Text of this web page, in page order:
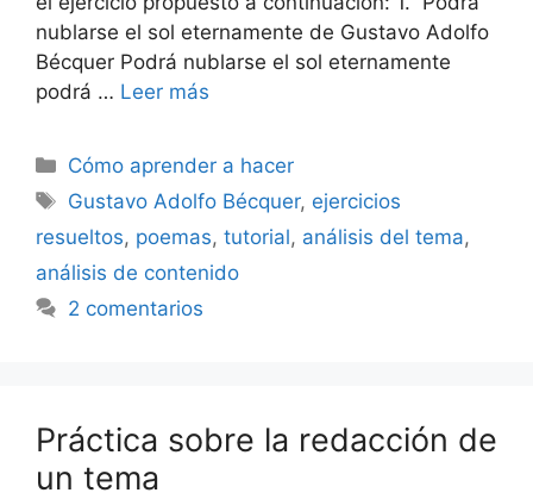
nublarse el sol eternamente de Gustavo Adolfo
Bécquer Podrá nublarse el sol eternamente
podrá … Leer más
Categorías
Cómo aprender a hacer
Etiquetas
Gustavo Adolfo Bécquer, ejercicios
resueltos, poemas, tutorial, análisis del tema,
análisis de contenido
2 comentarios
Práctica sobre la redacción de
un tema